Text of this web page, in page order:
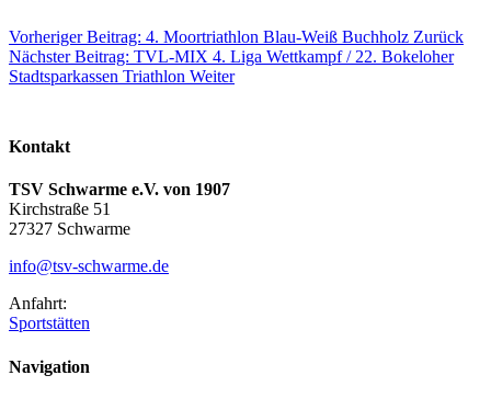
Vorheriger Beitrag: 4. Moortriathlon Blau-Weiß Buchholz Zurück
Nächster Beitrag: TVL-MIX 4. Liga Wettkampf / 22. Bokeloher
Stadtsparkassen Triathlon Weiter
Kontakt
TSV Schwarme e.V. von 1907
Kirchstraße 51
27327 Schwarme
info@tsv-schwarme.de
Anfahrt:
Sportstätten
Navigation